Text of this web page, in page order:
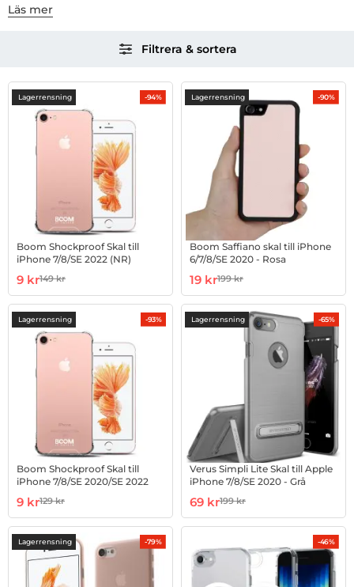
Läs mer
Filtrera & sortera
Filtrera & sortera
produktlista
Lagerrensning -94%
Boom Shockproof Skal till
iPhone 7/8/SE 2022 (NR)
Art. nr 1002928395
rea pris
9 krtidigare pris
149 kr
Lagerrensning -90%
Boom Saffiano skal till iPhone
6/7/8/SE 2020 - Rosa
Art. nr 1002801214
rea pris
19 krtidigare pris
199 kr
Lagerrensning -93%
Boom Shockproof Skal till
iPhone 7/8/SE 2020/SE 2022
Art. nr 1002829273
rea pris
9 krtidigare pris
129 kr
Lagerrensning -65%
Verus Simpli Lite Skal till Apple
iPhone 7/8/SE 2020 - Grå
Art. nr 10021066
rea pris
69 krtidigare pris
199 kr
Lagerrensning -79% -46%